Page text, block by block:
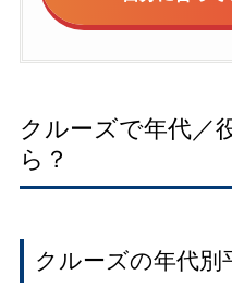
クルーズで年代／
ら？
クルーズの年代別